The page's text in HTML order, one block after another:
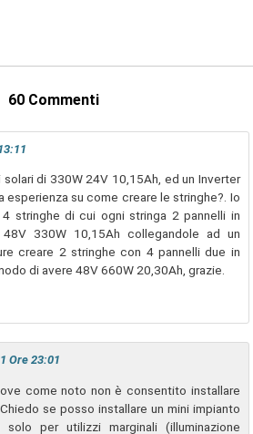
60 Commenti
di 330W 24V 10,15Ah, ed un Inverter
esperienza su come creare le stringhe?. Io
stringhe di cui ogni stringa 2 pannelli in
330W 10,15Ah collegandole ad un
creare 2 stringhe con 4 pannelli due in
di avere 48V 660W 20,30Ah, grazie.
Ore 23:01
come noto non è consentito installare
se posso installare un mini impianto
per utilizzi marginali (illuminazione